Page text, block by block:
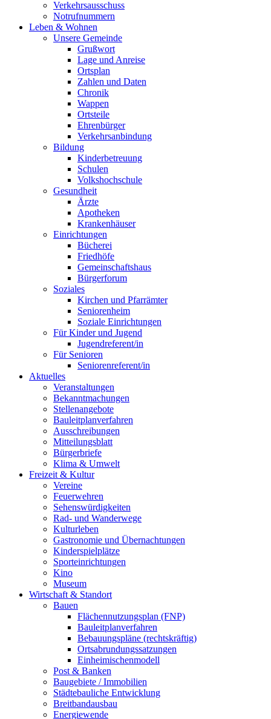
Verkehrsausschuss
Notrufnummern
Leben & Wohnen
Unsere Gemeinde
Grußwort
Lage und Anreise
Ortsplan
Zahlen und Daten
Chronik
Wappen
Ortsteile
Ehrenbürger
Verkehrsanbindung
Bildung
Kinderbetreuung
Schulen
Volkshochschule
Gesundheit
Ärzte
Apotheken
Krankenhäuser
Einrichtungen
Bücherei
Friedhöfe
Gemeinschaftshaus
Bürgerforum
Soziales
Kirchen und Pfarrämter
Seniorenheim
Soziale Einrichtungen
Für Kinder und Jugend
Jugendreferent/in
Für Senioren
Seniorenreferent/in
Aktuelles
Veranstaltungen
Bekanntmachungen
Stellenangebote
Bauleitplanverfahren
Ausschreibungen
Mitteilungsblatt
Bürgerbriefe
Klima & Umwelt
Freizeit & Kultur
Vereine
Feuerwehren
Sehenswürdigkeiten
Rad- und Wanderwege
Kulturleben
Gastronomie und Übernachtungen
Kinderspielplätze
Sporteinrichtungen
Kino
Museum
Wirtschaft & Standort
Bauen
Flächennutzungsplan (FNP)
Bauleitplanverfahren
Bebauungspläne (rechtskräftig)
Ortsabrundungssatzungen
Einheimischenmodell
Post & Banken
Baugebiete / Immobilien
Städtebauliche Entwicklung
Breitbandausbau
Energiewende